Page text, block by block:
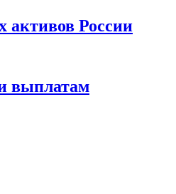
активов России
выплатам